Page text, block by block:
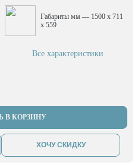
Габариты мм — 1500 x 711
x 559
Все характеристики
В КОРЗИНУ
ХОЧУ СКИДКУ